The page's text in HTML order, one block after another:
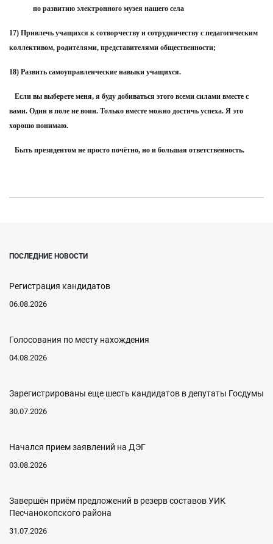
по развитию электронного музея нашего села
17) Привлечь учащихся к сотворчеству и сотрудничеству с педагогическим
коллективом, родителями, представителями общественности;
18) Развить самоуправленческие навыки учащихся.
Если вы выберете меня, я буду добиваться этого всеми силами вместе с
вами. Один в поле не воин. Только вместе можно достичь успеха. Я это
хорошо понимаю.
Быть президентом не просто почётно, но и большая ответственность.
ПОСЛЕДНИЕ НОВОСТИ
Регистрация кандидатов
06.08.2026
Голосования по месту нахождения
04.08.2026
Зарегистрированы еще шесть кандидатов в депутаты Госдумы
30.07.2026
Начался прием заявлений на ДЭГ
03.08.2026
Завершён приём предложений в резерв составов УИК
Песчанокопского района
31.07.2026